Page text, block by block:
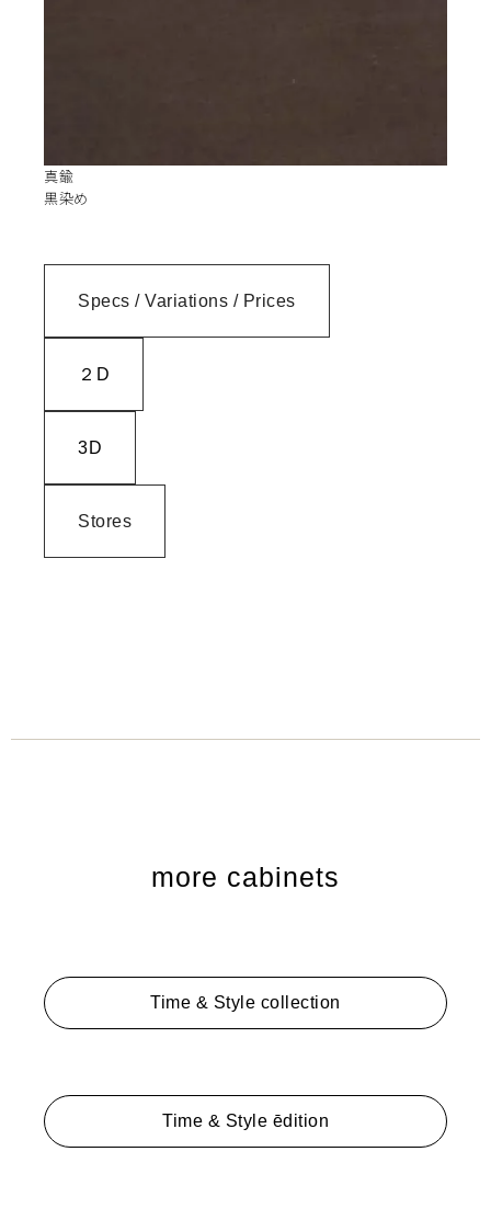
真鍮
黒染め
Specs / Variations / Prices
２D
3D
Stores
more cabinets
Time & Style collection
Time & Style ēdition